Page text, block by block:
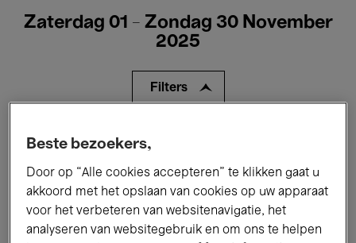
Zaterdag 01 - Zondag 30 November
2025
Filters
Alle evenementen
Tentoonstellingen Films
Performances Lezingen & Debatten
Beste bezoekers,
Door op “Alle cookies accepteren” te klikken gaat u
akkoord met het opslaan van cookies op uw apparaat
voor het verbeteren van websitenavigatie, het
analyseren van websitegebruik en om ons te helpen